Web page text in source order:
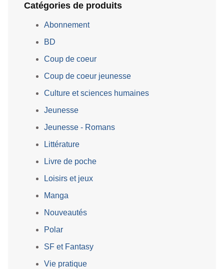
Catégories de produits
Abonnement
BD
Coup de coeur
Coup de coeur jeunesse
Culture et sciences humaines
Jeunesse
Jeunesse - Romans
Littérature
Livre de poche
Loisirs et jeux
Manga
Nouveautés
Polar
SF et Fantasy
Vie pratique